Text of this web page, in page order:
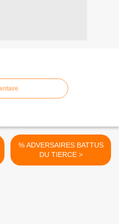
% ADVERSAIRES BATTUS
DU TIERCE >